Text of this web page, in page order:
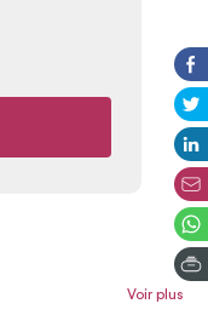
Voir plus